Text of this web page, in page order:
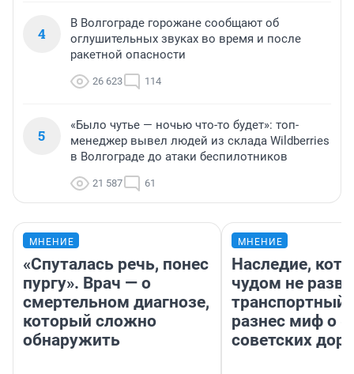
4
В Волгограде горожане сообщают об
оглушительных звуках во время и после
ракетной опасности
26 623 114
5
«Было чутье — ночью что-то будет»: топ-
менеджер вывел людей из склада Wildberries
в Волгограде до атаки беспилотников
21 587 61
МНЕНИЕ
«Спуталась речь, понес
пургу». Врач — о
смертельном диагнозе,
который сложно
обнаружить
МНЕНИЕ
Наследие,
чудом не
транспортный
разнес миф о
советских